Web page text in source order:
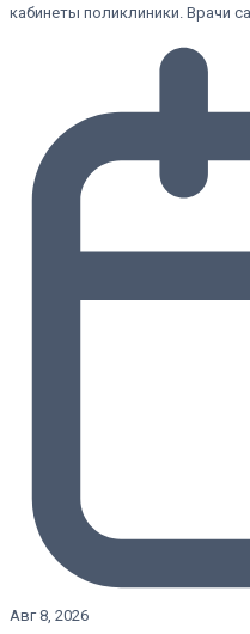
кабинеты поликлиники. Врачи
Авг 8, 2026